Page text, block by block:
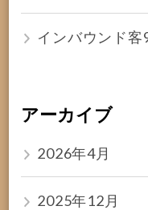
インバウンド
アーカイブ
2026年4月
2025年12月